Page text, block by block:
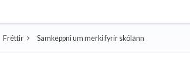
Fréttir Samkeppni um merki fyrir skólann